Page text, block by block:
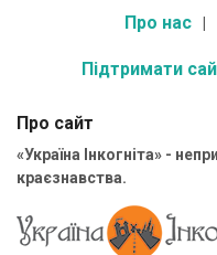
Про нас
Підтримати
Про сайт
«Україна Інкогніта» -
краєзнавства.